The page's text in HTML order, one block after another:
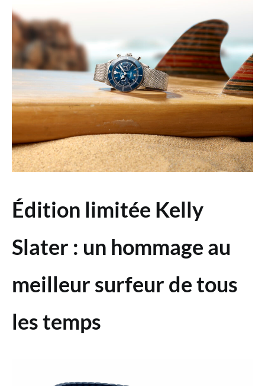
Édition limitée Kelly
Slater : un hommage au
meilleur surfeur de tous
les temps